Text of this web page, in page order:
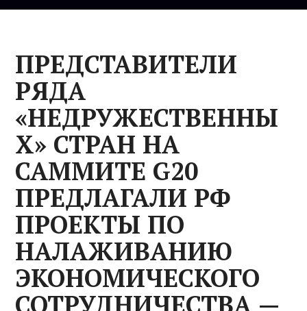
ПРЕДСТАВИТЕЛИ
РЯДА
«НЕДРУЖЕСТВЕННЫ
Х» СТРАН НА
САММИТЕ G20
ПРЕДЛАГАЛИ РФ
ПРОЕКТЫ ПО
НАЛАЖИВАНИЮ
ЭКОНОМИЧЕСКОГО
СОТРУДНИЧЕСТВА —